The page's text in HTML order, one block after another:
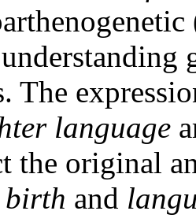
The
language
the original
birth and